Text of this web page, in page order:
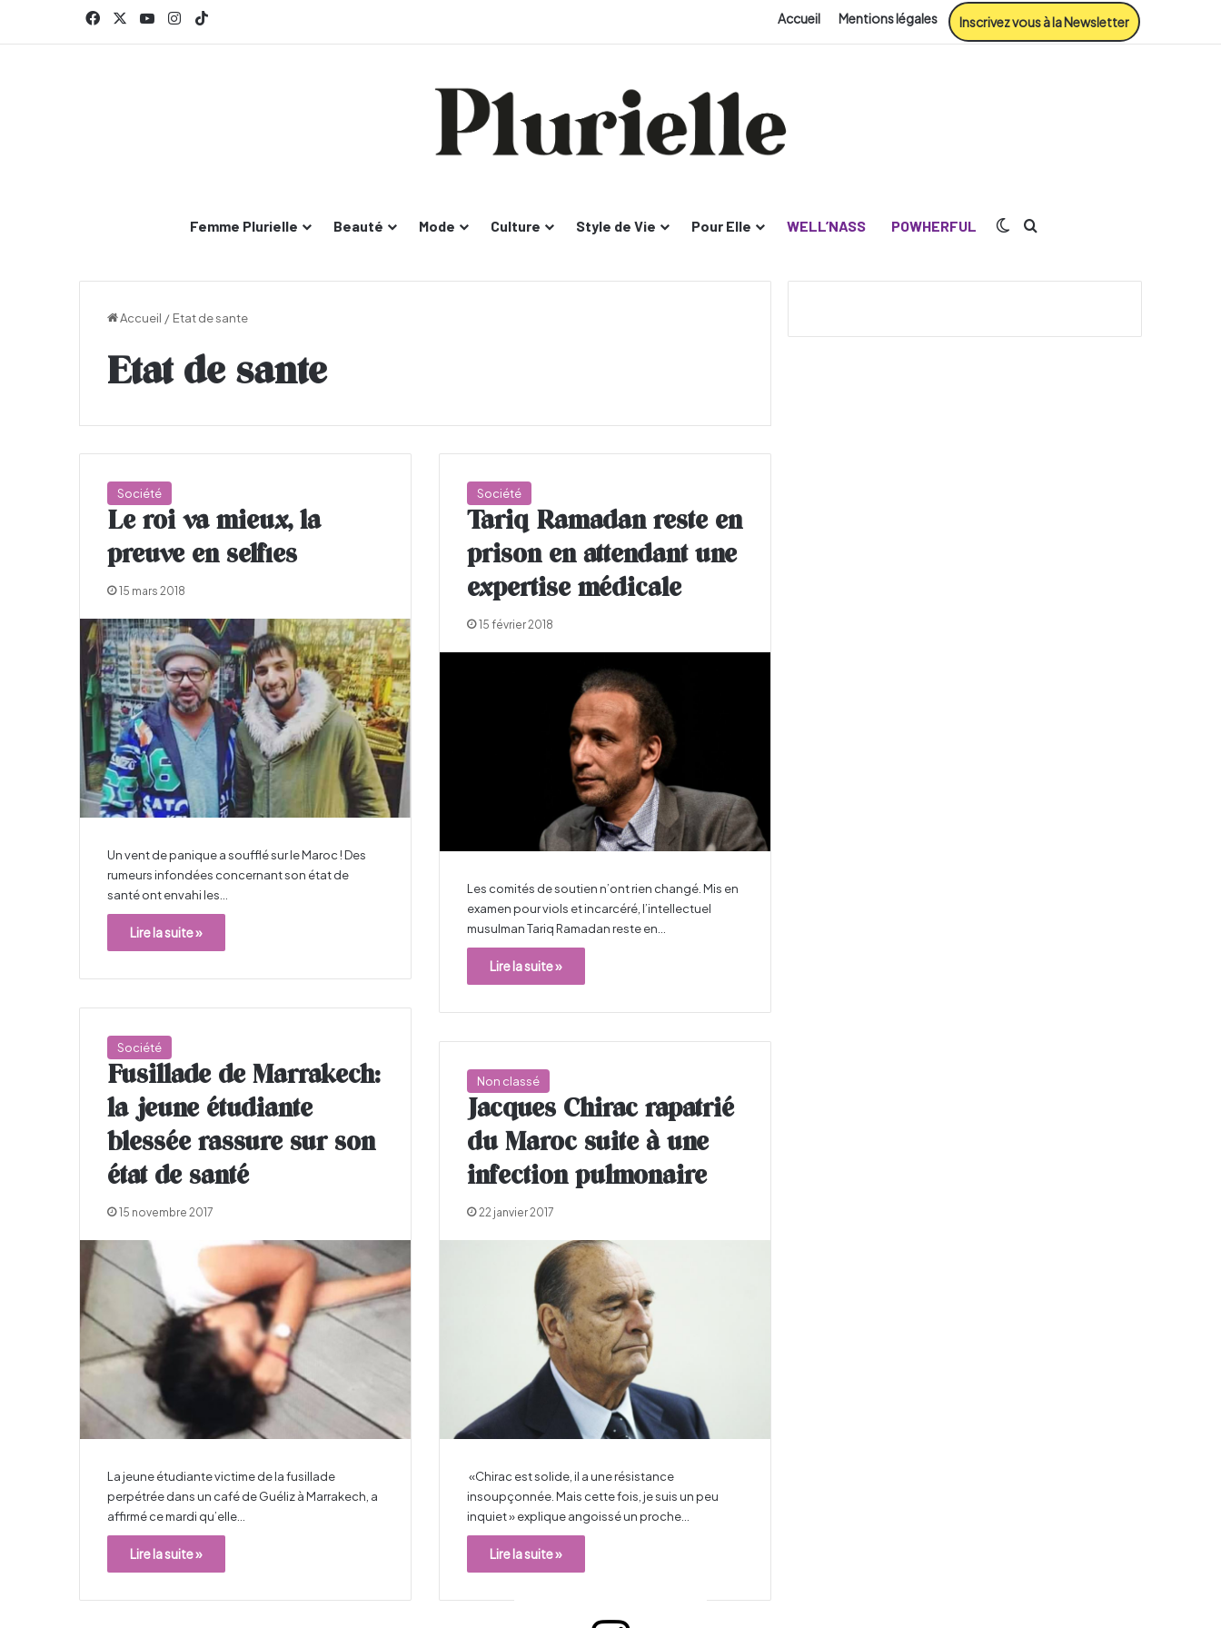
FacebookYouTubeInstagram Accueil Mentions légales Inscrivez vous à la Newsletter
Femme Plurielle Beauté Mode Culture Style de Vie Pour Elle WELL’NASS POWHERFUL Switch skin
Accueil / Etat de sante
Etat de sante
Société
Le roi va mieux, la
preuve en selfies
15 mars 2018
Un vent de panique a soufflé sur le Maroc ! Des
rumeurs infondées concernant son état de
santé ont envahi les…
Lire la suite »
Société
Tariq Ramadan reste en
prison en attendant une
expertise médicale
15 février 2018
Les comités de soutien n’ont rien changé. Mis en
examen pour viols et incarcéré, l’intellectuel
musulman Tariq Ramadan reste en…
Lire la suite »
Société
Fusillade de Marrakech:
la jeune étudiante
blessée rassure sur son
état de santé
15 novembre 2017
La jeune étudiante victime de la fusillade
perpétrée dans un café de Guéliz à Marrakech, a
affirmé ce mardi qu’elle…
Lire la suite »
Non classé
Jacques Chirac rapatrié
du Maroc suite à une
infection pulmonaire
22 janvier 2017
«Chirac est solide, il a une résistance
insoupçonnée. Mais cette fois, je suis un peu
inquiet » explique angoissé un proche…
Lire la suite »